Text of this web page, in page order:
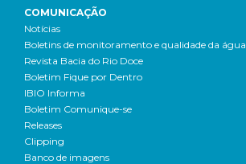
COMUNICAÇÃO
Notícias
Boletins de monitoramento e qualidade da água
Revista Bacia do Rio Doce
Boletim Fique por Dentro
IBIO Informa
Boletim Comunique-se
Releases
Clipping
Banco de imagens